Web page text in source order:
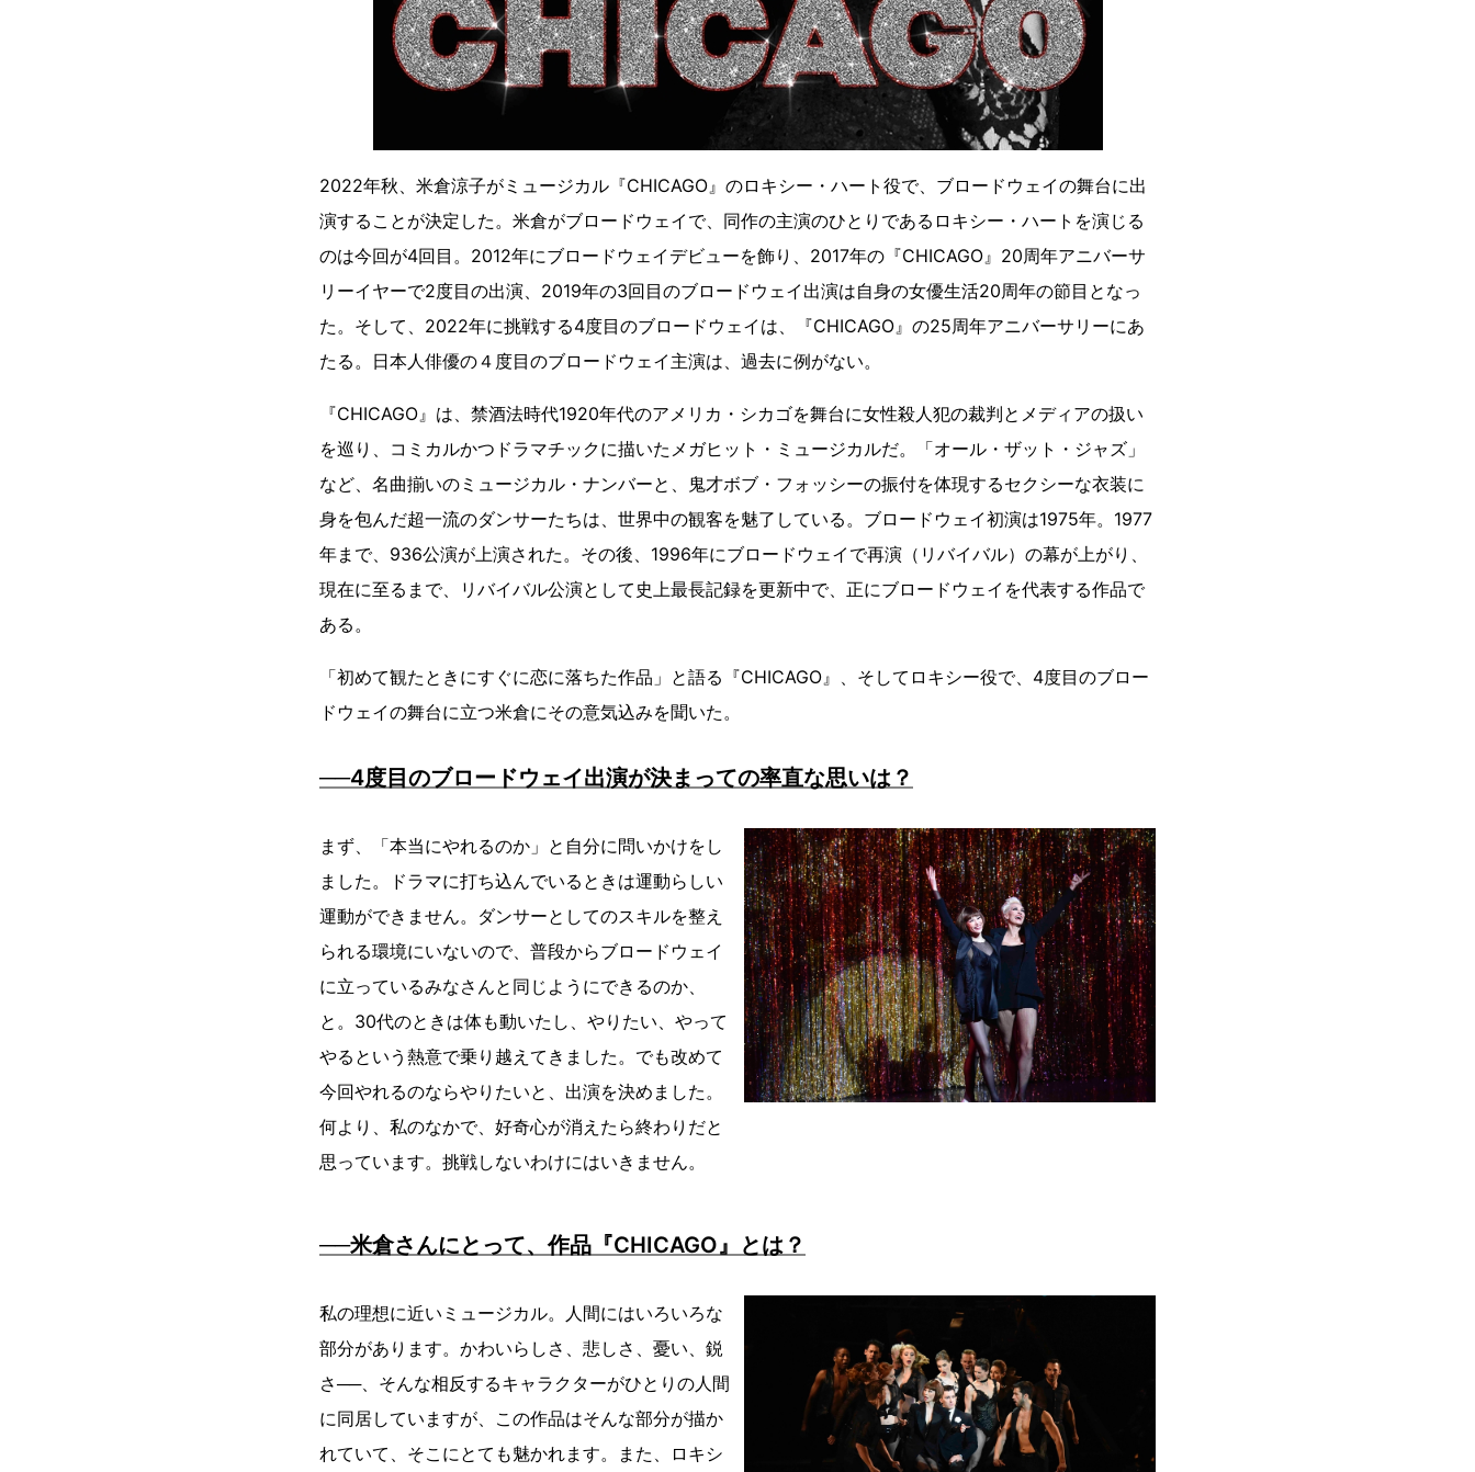
2022年秋、米倉涼子がミュージカル『CHICAGO』のロキシー・ハート役で、ブロードウェイの舞台に出
演することが決定した。米倉がブロードウェイで、同作の主演のひとりであるロキシー・ハートを演じる
のは今回が4回目。2012年にブロードウェイデビューを飾り、2017年の『CHICAGO』20周年アニバーサ
リーイヤーで2度目の出演、2019年の3回目のブロードウェイ出演は自身の女優生活20周年の節目となっ
た。そして、2022年に挑戦する4度目のブロードウェイは、『CHICAGO』の25周年アニバーサリーにあ
たる。日本人俳優の４度目のブロードウェイ主演は、過去に例がない。
『CHICAGO』は、禁酒法時代1920年代のアメリカ・シカゴを舞台に女性殺人犯の裁判とメディアの扱い
を巡り、コミカルかつドラマチックに描いたメガヒット・ミュージカルだ。「オール・ザット・ジャズ」
など、名曲揃いのミュージカル・ナンバーと、鬼才ボブ・フォッシーの振付を体現するセクシーな衣装に
身を包んだ超一流のダンサーたちは、世界中の観客を魅了している。ブロードウェイ初演は1975年。1977
年まで、936公演が上演された。その後、1996年にブロードウェイで再演（リバイバル）の幕が上がり、
現在に至るまで、リバイバル公演として史上最長記録を更新中で、正にブロードウェイを代表する作品で
ある。
「初めて観たときにすぐに恋に落ちた作品」と語る『CHICAGO』、そしてロキシー役で、4度目のブロー
ドウェイの舞台に立つ米倉にその意気込みを聞いた。
──4度目のブロードウェイ出演が決まっての率直な思いは？
まず、「本当にやれるのか」と自分に問いかけをし
ました。ドラマに打ち込んでいるときは運動らしい
運動ができません。ダンサーとしてのスキルを整え
られる環境にいないので、普段からブロードウェイ
に立っているみなさんと同じようにできるのか、
と。30代のときは体も動いたし、やりたい、やって
やるという熱意で乗り越えてきました。でも改めて
今回やれるのならやりたいと、出演を決めました。
何より、私のなかで、好奇心が消えたら終わりだと
思っています。挑戦しないわけにはいきません。
──米倉さんにとって、作品『CHICAGO』とは？
私の理想に近いミュージカル。人間にはいろいろな
部分があります。かわいらしさ、悲しさ、憂い、鋭
さ──、そんな相反するキャラクターがひとりの人間
に同居していますが、この作品はそんな部分が描か
れていて、そこにとても魅かれます。また、ロキシ